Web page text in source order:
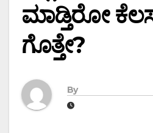
ಮಾಡ್ತಿರೋ
ಗೊತ್ತೇ?
By